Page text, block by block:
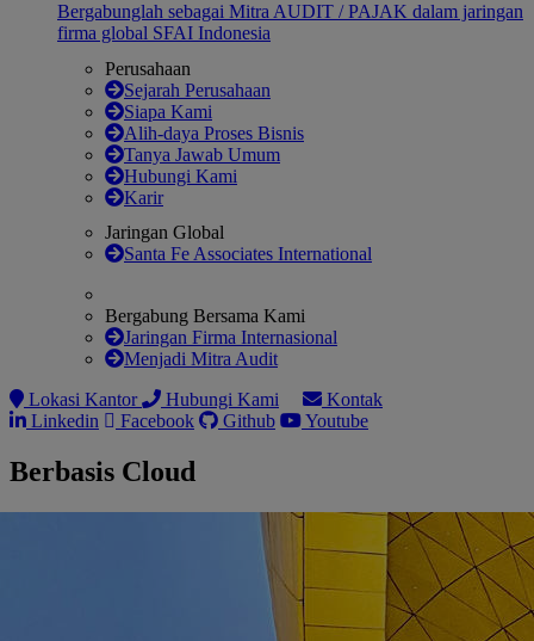
Bergabunglah sebagai Mitra AUDIT / PAJAK dalam jaringan
firma global SFAI Indonesia
Perusahaan
Sejarah Perusahaan
Siapa Kami
Alih-daya Proses Bisnis
Tanya Jawab Umum
Hubungi Kami
Karir
Jaringan Global
Santa Fe Associates International
Bergabung Bersama Kami
Jaringan Firma Internasional
Menjadi Mitra Audit
Lokasi Kantor
Hubungi Kami
Kontak
Linkedin
Facebook Github Youtube
Berbasis Cloud